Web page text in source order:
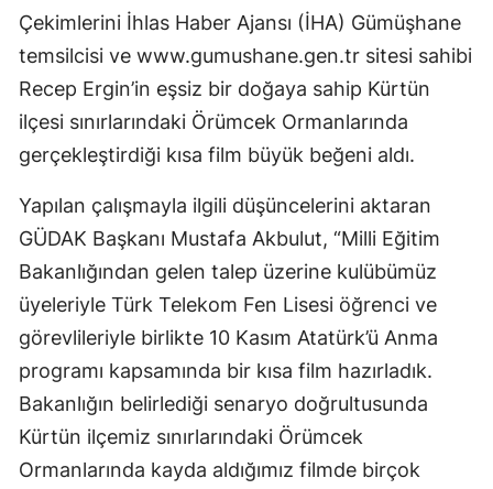
Muş
Nevşehir
Rize
Sakarya
Samsun
Siirt
Sinop
Çekimlerini İhlas Haber Ajansı (İHA) Gümüşhane
temsilcisi ve www.gumushane.gen.tr sitesi sahibi
Recep Ergin’in eşsiz bir doğaya sahip Kürtün
ilçesi sınırlarındaki Örümcek Ormanlarında
gerçekleştirdiği kısa film büyük beğeni aldı.
Yapılan çalışmayla ilgili düşüncelerini aktaran
GÜDAK Başkanı Mustafa Akbulut, “Milli Eğitim
Bakanlığından gelen talep üzerine kulübümüz
üyeleriyle Türk Telekom Fen Lisesi öğrenci ve
görevlileriyle birlikte 10 Kasım Atatürk’ü Anma
programı kapsamında bir kısa film hazırladık.
Bakanlığın belirlediği senaryo doğrultusunda
Kürtün ilçemiz sınırlarındaki Örümcek
Ormanlarında kayda aldığımız filmde birçok